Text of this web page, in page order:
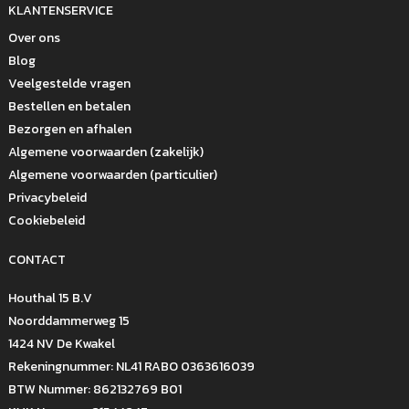
KLANTENSERVICE
Over ons
Blog
Veelgestelde vragen
Bestellen en betalen
Bezorgen en afhalen
Algemene voorwaarden (zakelijk)
Algemene voorwaarden (particulier)
Privacybeleid
Cookiebeleid
CONTACT
Houthal 15 B.V
Noorddammerweg 15
1424 NV De Kwakel
Rekeningnummer: NL41 RABO 0363616039
BTW Nummer: 862132769 B01